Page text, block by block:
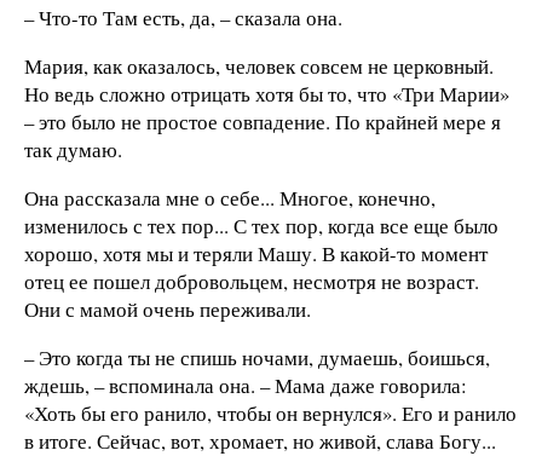
– Что-то Там есть, да, – сказала она.
Мария, как оказалось, человек совсем не церковный.
Но ведь сложно отрицать хотя бы то, что «Три Марии»
– это было не простое совпадение. По крайней мере я
так думаю.
Она рассказала мне о себе... Многое, конечно,
изменилось с тех пор... С тех пор, когда все еще было
хорошо, хотя мы и теряли Машу. В какой-то момент
отец ее пошел добровольцем, несмотря не возраст.
Они с мамой очень переживали.
– Это когда ты не спишь ночами, думаешь, боишься,
ждешь, – вспоминала она. – Мама даже говорила:
«Хоть бы его ранило, чтобы он вернулся». Его и ранило
в итоге. Сейчас, вот, хромает, но живой, слава Богу...